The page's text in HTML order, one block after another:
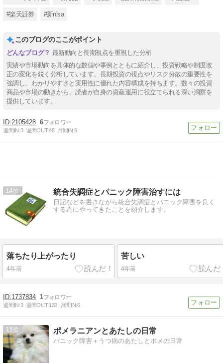
#楽天証券 #新nisa
このブログのここがポイント
最新動向と長期視点を重視した分析
実績や市場動向を具体的な数値や事例とともに紹介し、投資戦略や制度改
正の変化を鋭く分析しています。長期投資の視点やリスク分散の重要性を
強調し、わかりやすさと実用性に優れた内容構成を持ちます。数々の投資
商品や市場の動きから、読者が自身の資産運用に役立てられる深い洞察を
提供しています。
2105428 6
週間IN:3 週間OUT:48 月間IN:9
14 統合失調症とパニック障害治すには
日記などを書きながら統合失調症とパニック障害を良く
する為にやってきたことを紹介します。
落ちたり上がったり
4年前
苦しい
4年前
1737834 1
週間IN:3 週間OUT:132 月間IN:6
15 ポメラニアンとあたしの日常
パニック障害＋うつ病のあたしとポメの日常